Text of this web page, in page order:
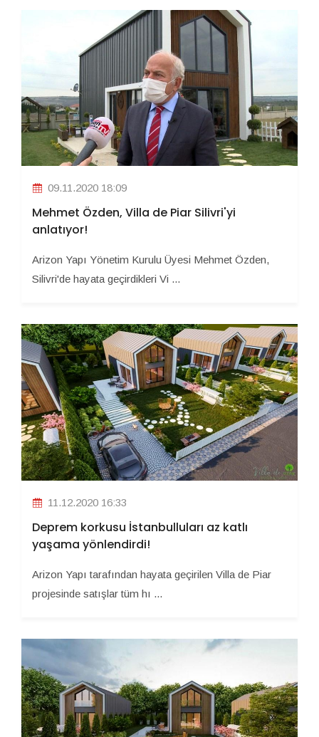
09.11.2020 18:09
Mehmet Özden, Villa de Piar Silivri'yi
anlatıyor!
Arizon Yapı Yönetim Kurulu Üyesi Mehmet Özden,
Silivri'de hayata geçirdikleri Vi ...
11.12.2020 16:33
Deprem korkusu İstanbulluları az katlı
yaşama yönlendirdi!
Arizon Yapı tarafından hayata geçirilen Villa de Piar
projesinde satışlar tüm hı ...